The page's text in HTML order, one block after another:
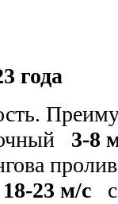
года
3-8
18-23 м/с